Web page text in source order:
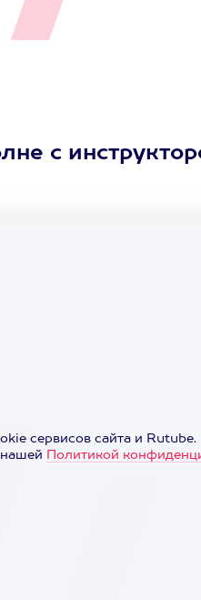
с
сервисов сайта и Rutube.
Политикой